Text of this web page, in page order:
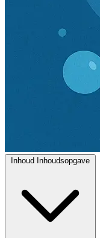
Inhoud Inhoudsopgave